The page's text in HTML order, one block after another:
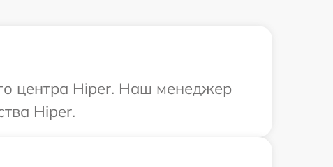
центра Hiper. Наш менеджер
Hiper.